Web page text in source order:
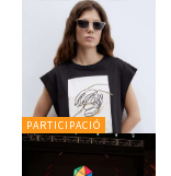
PARTICIPACIÓ